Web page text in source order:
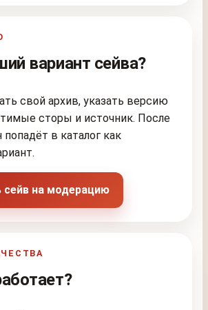
вариант сейва?
свой архив, указать версию
сторы и источник. После
в каталог как
сейв на модерацию